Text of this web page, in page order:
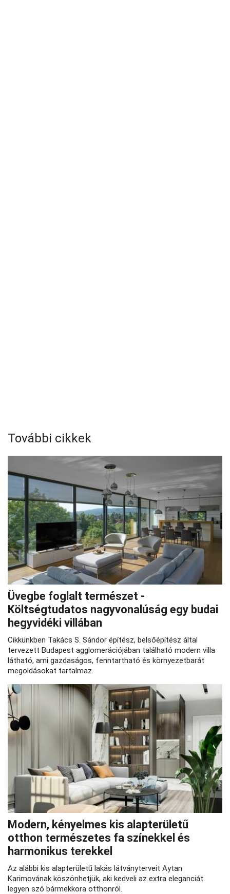
További cikkek
Üvegbe foglalt természet -
Költségtudatos nagyvonalúság egy budai
hegyvidéki villában
Cikkünkben Takács S. Sándor építész, belsőépítész által
tervezett Budapest agglomerációjában található modern villa
látható, ami gazdaságos, fenntartható és környezetbarát
megoldásokat tartalmaz.
Modern, kényelmes kis alapterületű
otthon természetes fa színekkel és
harmonikus terekkel
Az alábbi kis alapterületű lakás látványterveit Aytan
Karimovának köszönhetjük, aki kedveli az extra eleganciát
legyen szó bármekkora otthonról.